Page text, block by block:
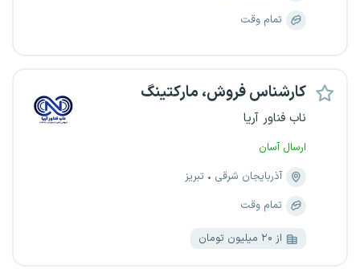
تمام وقت
کارشناس فروش، مارکتینگ
ناب فناور آریا
ارسال آسان
آذربایجان شرقی
تبریز
تمام وقت
از ۲۰ میلیون تومان